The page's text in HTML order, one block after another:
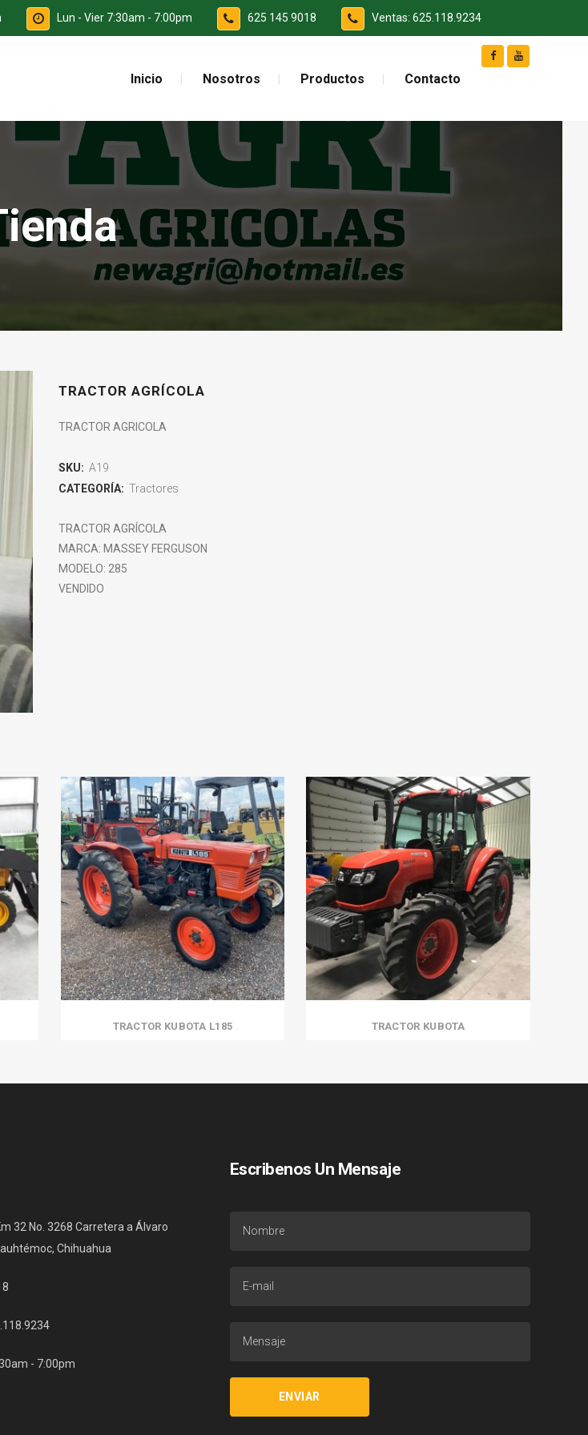
Lun - Vier 7:30am - 7:00pm 625 145 9018 Ventas: 625.118.9234
Inicio Nosotros Productos Contacto
TRACTOR AGRÍCOLA
TRACTOR AGRICOLA
SKU: A19
CATEGORÍA: Tractores
TRACTOR AGRÍCOLA
MARCA: MASSEY FERGUSON
MODELO: 285
VENDIDO
TRACTOR KUBOTA L185 TRACTOR KUBOTA
32 No. 3268 Carretera a Álvaro
Chihuahua
- 7:00pm
Escribenos Un Mensaje